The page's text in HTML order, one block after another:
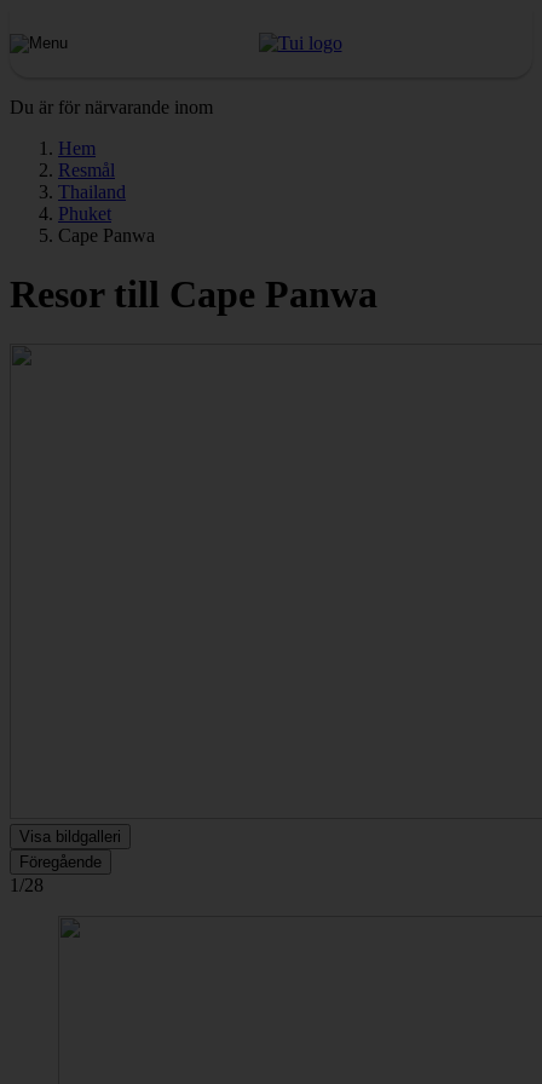
Du är för närvarande inom
Hem
Resmål
Thailand
Phuket
Cape Panwa
Resor till Cape Panwa
Visa bildgalleri
Föregående
1/28